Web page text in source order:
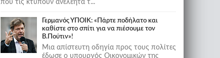
που τις κτυπούν ανελέητα τ...
Γερμανός ΥΠΟΙΚ: «Πάρτε ποδήλατο και
καθίστε στο σπίτι για να πιέσουμε τον
Β.Πούτιν»!
Μια απίστευτη οδηγία προς τους πολίτες
έδωσε ο υπουργός Οικονομικών της